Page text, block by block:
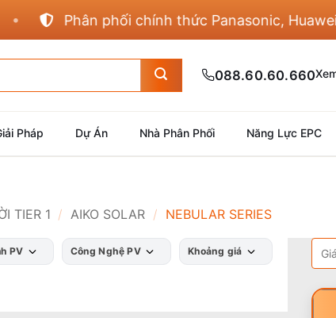
Phân phối chính thức Panasonic, Huawei,
088.60.60.660
Pháp Dự Án Nhà Phân Phối Năng Lực EPC
TIER 1 / AIKO SOLAR / NEBULAR SERIES
PV Công Nghệ PV Khoảng giá